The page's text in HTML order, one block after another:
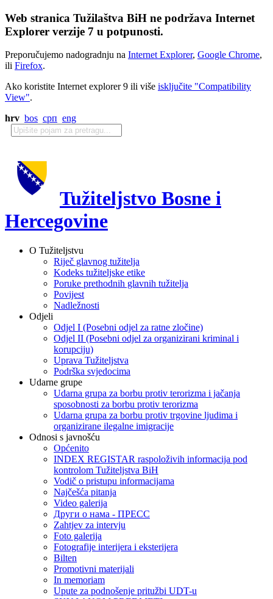
Web stranica Tužilaštva BiH ne podržava Internet
Explorer verzije 7 u potpunosti.
Preporučujemo nadogradnju na Internet Explorer, Google Chrome,
ili Firefox.
Ako koristite Internet explorer 9 ili više isključite "Compatibility
View".
hrv bos срп eng
Tužiteljstvo Bosne i
Hercegovine
O Tužiteljstvu
Riječ glavnog tužitelja
Kodeks tužiteljske etike
Poruke prethodnih glavnih tužitelja
Povijest
Nadležnosti
Odjeli
Odjel I (Posebni odjel za ratne zločine)
Odjel II (Posebni odjel za organizirani kriminal i
korupciju)
Uprava Tužiteljstva
Podrška svjedocima
Udarne grupe
Udarna grupa za borbu protiv terorizma i jačanja
sposobnosti za borbu protiv terorizma
Udarna grupa za borbu protiv trgovine ljudima i
organizirane ilegalne imigracije
Odnosi s javnošću
Općenito
INDEX REGISTAR raspoloživih informacija pod
kontrolom Tužiteljstva BiH
Vodič o pristupu informacijama
Najčešća pitanja
Video galerija
Други о нама - ПРЕСC
Zahtjev za intervju
Foto galerija
Fotografije interijera i eksterijera
Bilten
Promotivni materijali
In memoriam
Upute za podnošenje pritužbi UDT-u